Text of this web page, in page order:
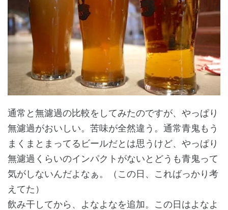
通常と無濾過の比較をしてみたのですが、やっぱり
無濾過がおいしい。苦味が全然違う。通常青鬼もう
まくまとまってるビールだとは思うけど、やっぱり
無濾過くらいのインパクトがないとどうも青鬼って
気がしないんだよなぁ。（この日、こればっかり考
えてた）
飲み干してから、よなよなを追加。この日はよなよ